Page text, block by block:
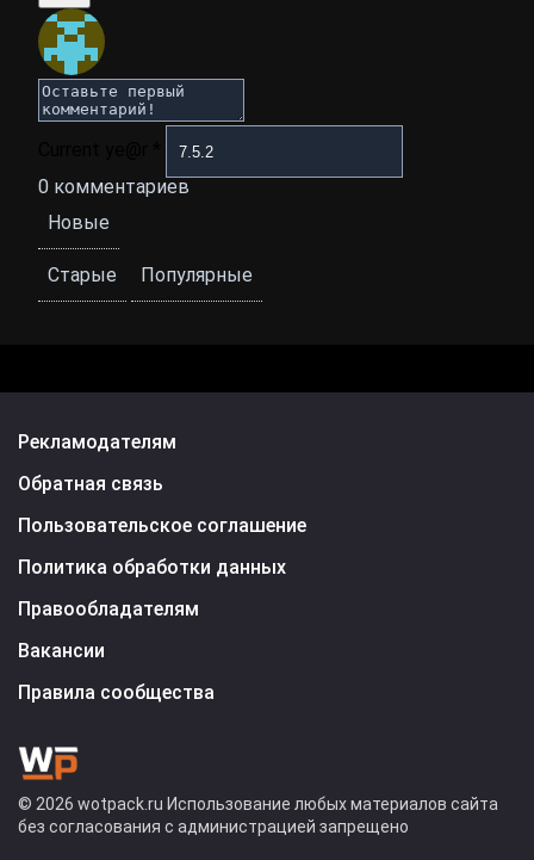
0 комментариев
Новые
Старые Популярные
Рекламодателям
Обратная связь
Пользовательское соглашение
Политика обработки данных
Правообладателям
Вакансии
Правила сообщества
© 2026 wotpack.ru Использование любых материалов сайта
без согласования с администрацией запрещено